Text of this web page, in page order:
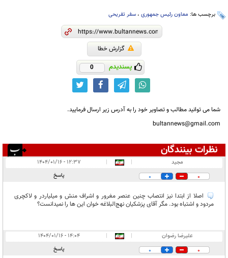
برچسب ها: معاون رئیس جمهوری ، سفر تفریحی
گزارش خطا
پسندیدم 0
شما می توانید مطالب و تصاویر خود را به آدرس زیر ارسال فرمایید.
bultannews@gmail.com
نظرات بینندگان
در انتظار بررسی:
مجيد |
|
۱۲:۳۷ - ۱۴۰۴/۰۱/۱۶
0
0 پاسخ
اصلا از ابتدا نیز انتصاب چنین عنصر مغرور و اشراف منش و میلیاردر و لاکچری
مردود و اشتباه بود. مگر آقای پزشکیان نهج‌البلاغه خوان این ها را نمیدانست؟
علیرضا رضوان |
|
۱۴:۰۴ - ۱۴۰۴/۰۱/۱۶
0
0 پاسخ